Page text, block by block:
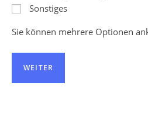
Sonstiges
Sie können mehrere Optionen